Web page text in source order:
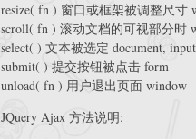
resize( fn ) 窗口或框架被调整尺寸
scroll( fn ) 滚动文档的可视部分时
select( ) 文本被选定 document,
submit( ) 提交按钮被点击 form
unload( fn ) 用户退出页面 window
JQuery Ajax 方法说明: